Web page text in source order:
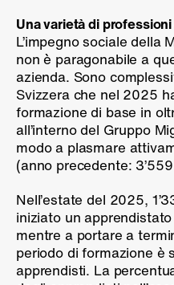
Una varietà di
L’impegno sociale della
non è paragonabile a
azienda. Sono
Svizzera che nel 2025
formazione di base in
all’interno del Gruppo
modo a plasmare
(anno precedente:
Nell’estate del 2025,
iniziato un
mentre a portare a
periodo di formazione è
apprendisti. La